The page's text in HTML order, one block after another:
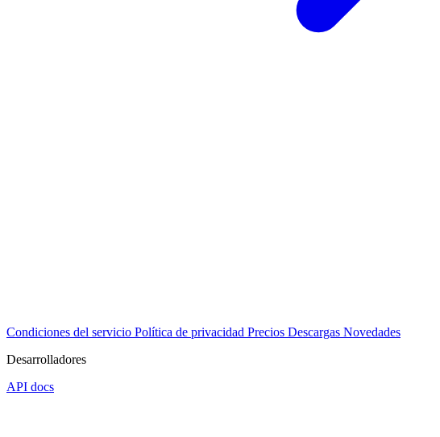
Condiciones del servicio Política de privacidad Precios Descargas Novedades
Desarrolladores
API docs